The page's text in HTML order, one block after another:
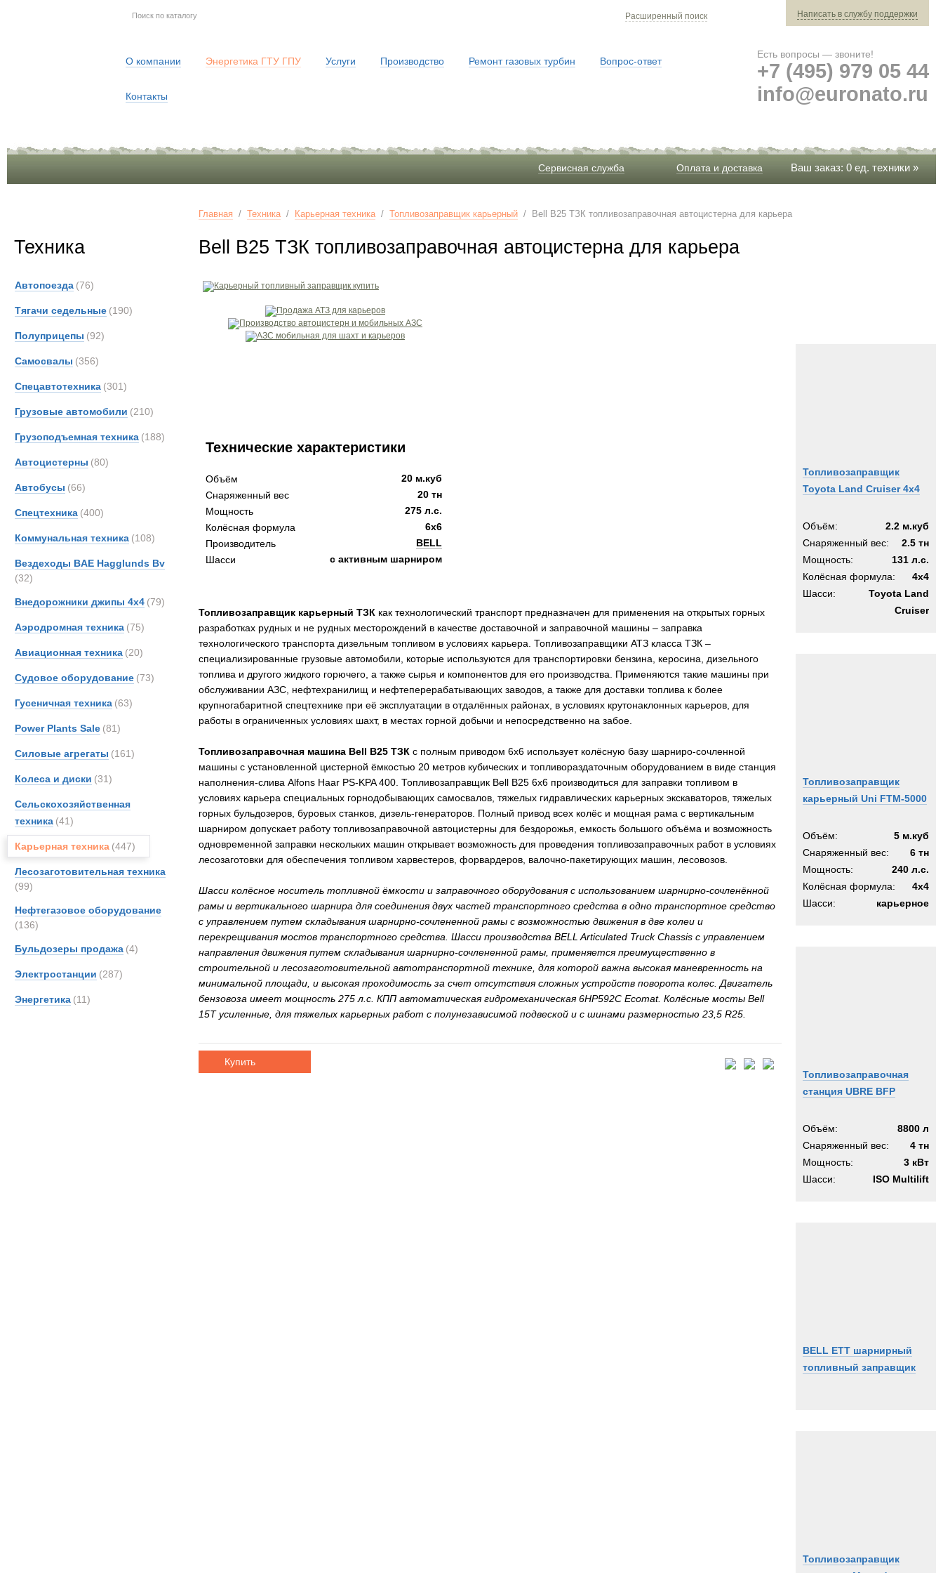
Расширенный поиск Написать в службу поддержки
О компании Энергетика ГТУ ГПУ Услуги Производство Ремонт газовых турбин Вопрос-ответ
Контакты
Есть вопросы — звоните!
+7 (495) 979 05 44
info@euronato.ru
Ваш заказ: 0 ед. техники »
Сервисная служба Оплата и доставка
Техника
Автопоезда (76)
Тягачи седельные (190)
Полуприцепы (92)
Самосвалы (356)
Спецавтотехника (301)
Грузовые автомобили (210)
Грузоподъемная техника (188)
Автоцистерны (80)
Автобусы (66)
Спецтехника (400)
Коммунальная техника (108)
Вездеходы BAE Hagglunds Bv
(32)
Внедорожники джипы 4х4 (79)
Аэродромная техника (75)
Авиационная техника (20)
Судовое оборудование (73)
Гусеничная техника (63)
Power Plants Sale (81)
Силовые агрегаты (161)
Колеса и диски (31)
Сельскохозяйственная
техника (41)
Карьерная техника (447)
Лесозаготовительная техника
(99)
Нефтегазовое оборудование
(136)
Бульдозеры продажа (4)
Электростанции (287)
Энергетика (11)
Главная / Техника/ Карьерная техника/ Топливозаправщик карьерный / Bell B25 ТЗК топливозаправочная автоцистерна для карьера
Bell B25 ТЗК топливозаправочная автоцистерна для карьера
Топливозаправщик
Toyota Land Cruiser 4x4
Объём:
2.2 м.куб
Снаряженный вес:
2.5 тн
Мощность:
131 л.с.
Колёсная формула:
4x4
Шасси:
Toyota Land
Cruiser
Топливозаправщик
карьерный Uni FTM-5000
Объём:
5 м.куб
Снаряженный вес:
6 тн
Мощность:
240 л.с.
Колёсная формула:
4x4
Шасси:
карьерное
Топливозаправочная
станция UBRE BFP
Объём:
8800 л
Снаряженный вес:
4 тн
Мощность:
3 кВт
Шасси:
ISO Multilift
BELL ETT шарнирный
топливный заправщик
Топливозаправщик
Технические характеристики
Объём
20 м.куб
Снаряженный вес
20 тн
Мощность
275 л.с.
Колёсная формула
6x6
Производитель
BELL
Шасси
с активным шарниром
Топливозаправщик карьерный ТЗК как технологический транспорт предназначен для применения на открытых горных
разработках рудных и не рудных месторождений в качестве доставочной и заправочной машины – заправка
технологического транспорта дизельным топливом в условиях карьера. Топливозаправщики АТЗ класса ТЗК –
специализированные грузовые автомобили, которые используются для транспортировки бензина, керосина, дизельного
топлива и другого жидкого горючего, а также сырья и компонентов для его производства. Применяются такие машины при
обслуживании АЗС, нефтехранилищ и нефтеперерабатывающих заводов, а также для доставки топлива к более
крупногабаритной спецтехнике при её эксплуатации в отдалённых районах, в условиях крутонаклонных карьеров, для
работы в ограниченных условиях шахт, в местах горной добычи и непосредственно на забое.
Топливозаправочная машина Bell B25 ТЗК с полным приводом 6х6 использует колёсную базу шарниро-сочленной
машины с установленной цистерной ёмкостью 20 метров кубических и топливораздаточным оборудованием в виде станция
наполнения-слива Alfons Haar PS-KPA 400. Топливозаправщик Bell B25 6x6 производиться для заправки топливом в
условиях карьера специальных горнодобывающих самосвалов, тяжелых гидравлических карьерных экскаваторов, тяжелых
горных бульдозеров, буровых станков, дизель-генераторов. Полный привод всех колёс и мощная рама с вертикальным
шарниром допускает работу топливозаправочной автоцистерны для бездорожья, емкость большого объёма и возможность
одновременной заправки нескольких машин открывает возможность для проведения топливозаправочных работ в условиях
лесозаготовки для обеспечения топливом харвестеров, форвардеров, валочно-пакетирующих машин, лесовозов.
Шасси колёсное носитель топливной ёмкости и заправочного оборудования с использованием шарнирно-сочленённой
рамы и вертикального шарнира для соединения двух частей транспортного средства в одно транспортное средство
с управлением путем складывания шарнирно-сочлененной рамы с возможностью движения в две колеи и
перекрещивания мостов транспортного средства. Шасси производства BELL Articulated Truck Chassis с управлением
направления движения путем складывания шарнирно-сочлененной рамы, применяется преимущественно в
строительной и лесозаготовительной автотранспортной технике, для которой важна высокая маневренность на
минимальной площади, и высокая проходимость за счет отсутствия сложных устройств поворота колес. Двигатель
бензовоза имеет мощность 275 л.с. КПП автоматическая гидромеханическая 6HP592C Ecomat. Колёсные мосты Bell
15T усиленные, для тяжелых карьерных работ с полунезависимой подвеской и с шинами размерностью 23,5 R25.
Купить